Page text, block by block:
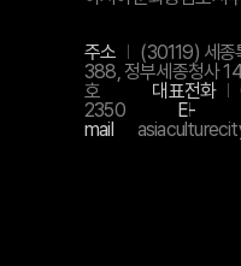
주소
(30119) 세종
388, 정부세종청사
호
대표전화
2350
E-
mail